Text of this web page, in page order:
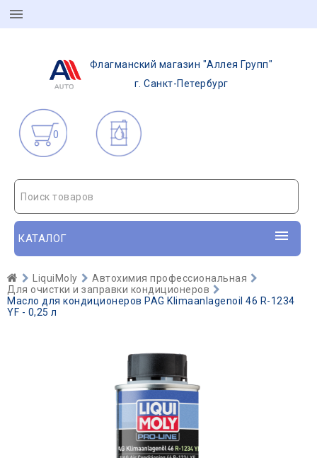
Флагманский магазин "Аллея Групп"
г. Санкт-Петербург
0
Поиск товаров
КАТАЛОГ
LiquiMoly
Автохимия профессиональная
Для очистки и заправки кондиционеров
Масло для кондиционеров PAG Klimaanlagenoil 46 R-1234
YF - 0,25 л